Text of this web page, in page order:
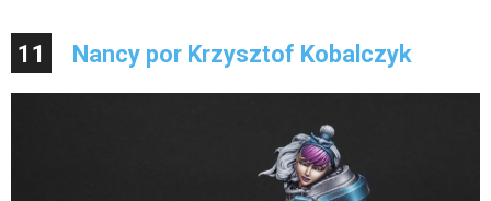
11 Nancy por Krzysztof Kobalczyk